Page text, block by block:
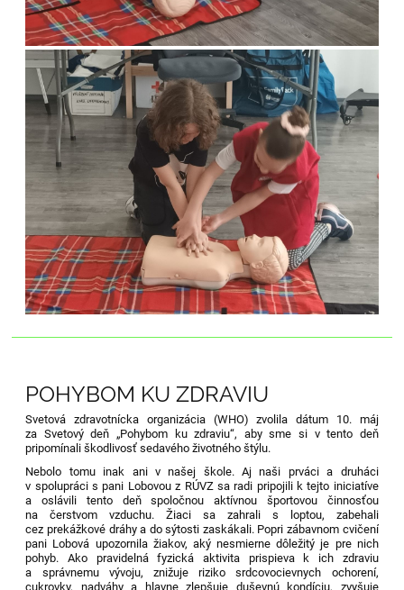
POHYBOM KU ZDRAVIU
Svetová zdravotnícka organizácia (WHO) zvolila dátum 10. máj
za Svetový deň „Pohybom ku zdraviu“, aby sme si v tento deň
pripomínali škodlivosť sedavého životného štýlu.
Nebolo tomu inak ani v našej škole. Aj naši prváci a druháci
v spolupráci s pani Lobovou z RÚVZ sa radi pripojili k tejto iniciatíve
a oslávili tento deň spoločnou aktívnou športovou činnosťou
na čerstvom vzduchu. Žiaci sa zahrali s loptou, zabehali
cez prekážkové dráhy a do sýtosti zaskákali. Popri zábavnom cvičení
pani Lobová upozornila žiakov, aký nesmierne dôležitý je pre nich
pohyb. Ako pravidelná fyzická aktivita prispieva k ich zdraviu
a správnemu vývoju, znižuje riziko srdcovocievnych ochorení,
cukrovky, nadváhy a hlavne zlepšuje duševnú kondíciu, zvyšuje